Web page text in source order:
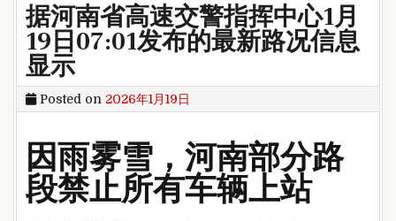
据河南省高速交警指挥中心1月
19日07:01发布的最新路况信息
显示
Posted on 2026年1月19日
因雨雾雪，河南部分路
段禁止所有车辆上站